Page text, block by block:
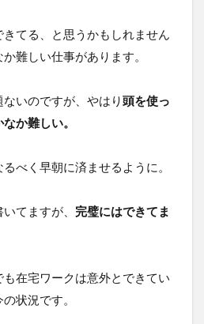
てる、と思うかもしれません
難しい仕事があります。
いのですが、やはり頭を使っ
か難しい。
べく早朝に済ませるように。
てますが、 完璧にはできてま
在宅ワークは意外とできてい
状況です。